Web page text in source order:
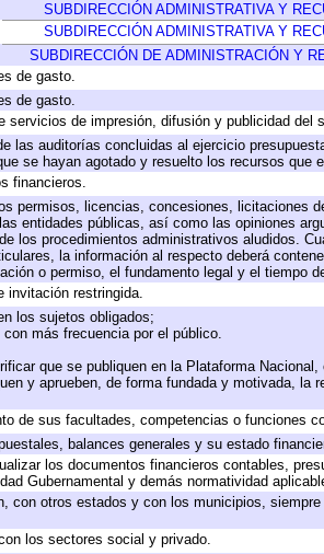
SUBDIRECCIÓN ADMINISTRATIVA Y
SUBDIRECCIÓN ADMINISTRATIVA Y
SUBDIRECCIÓN DE ADMINISTRACIÓN Y
de gasto.
de gasto.
de impresión, difusión y publicidad del
las auditorías concluidas al ejercicio
se hayan agotado y resuelto los recursos que
financieros.
permisos, licencias, concesiones, licitaciones
entidades públicas, así como las opiniones
los procedimientos administrativos aludidos.
la información al respecto deberá
o permiso, el fundamento legal y el tiempo
invitación restringida.
los sujetos obligados;
más frecuencia por el público.
que se publiquen en la Plataforma
y aprueben, de forma fundada y motivada, la
de sus facultades, competencias o funciones
balances generales y su estado
los documentos financieros contables,
Gubernamental y demás normatividad
con otros estados y con los municipios,
los sectores social y privado.